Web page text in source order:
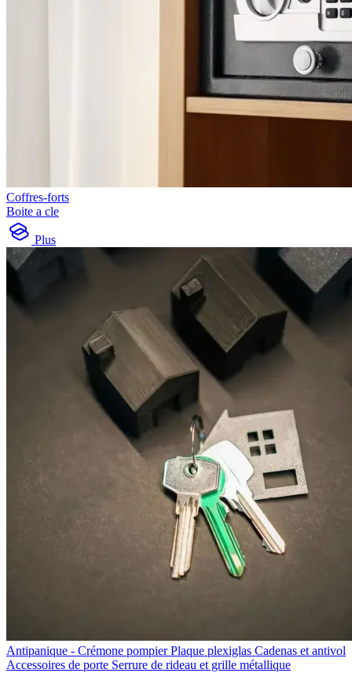
Coffres-forts
Boite a cle
Plus
Antipanique - Crémone pompierPlaque plexiglas Cadenas et antivol
Accessoires de porte Serrure de rideau et grille métallique